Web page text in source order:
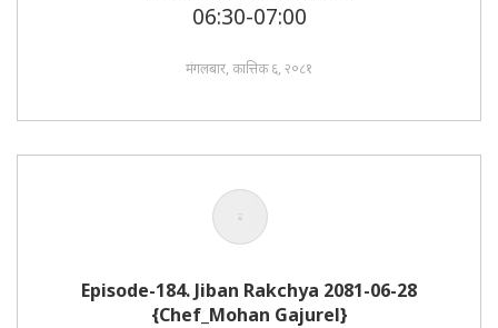
06:30-07:00
मंगलबार, कात्तिक ६, २०८१
Episode-184. Jiban Rakchya 2081-06-28
{Chef_Mohan Gajurel}